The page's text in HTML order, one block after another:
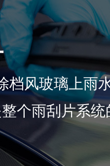
档风玻璃上雨
个雨刮片系统